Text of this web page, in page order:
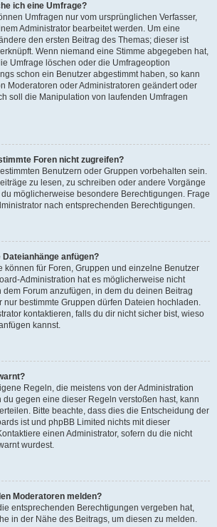
ich eine Umfrage?
Umfragen nur vom ursprünglichen Verfasser,
Administrator bearbeitet werden. Um eine
den ersten Beitrag des Themas; dieser ist
Wenn niemand eine Stimme abgegeben hat,
Umfrage löschen oder die Umfrageoption
schon ein Benutzer abgestimmt haben, so kann
Moderatoren oder Administratoren geändert oder
soll die Manipulation von laufenden Umfragen
Foren nicht zugreifen?
Benutzern oder Gruppen vorbehalten sein.
zu lesen, zu schreiben oder andere Vorgänge
möglicherweise besondere Berechtigungen. Frage
nach entsprechenden Berechtigungen.
anfügen?
können für Foren, Gruppen und einzelne Benutzer
Administration hat es möglicherweise nicht
Forum anzufügen, in dem du deinen Beitrag
nur bestimmte Gruppen dürfen Dateien hochladen.
kontaktieren, falls du dir nicht sicher bist, wieso
kannst.
Regeln, die meistens von der Administration
du gegen eine dieser Regeln verstoßen hast, kann
Bitte beachte, dass dies die Entscheidung der
ist und phpBB Limited nichts mit dieser
einen Administrator, sofern du die nicht
wurdest.
Moderatoren melden?
entsprechenden Berechtigungen vergeben hat,
in der Nähe des Beitrags, um diesen zu melden.